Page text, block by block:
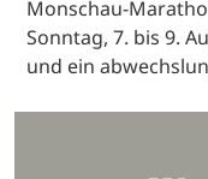
Monschau-
Sonntag, 7. bis 9.
und ein